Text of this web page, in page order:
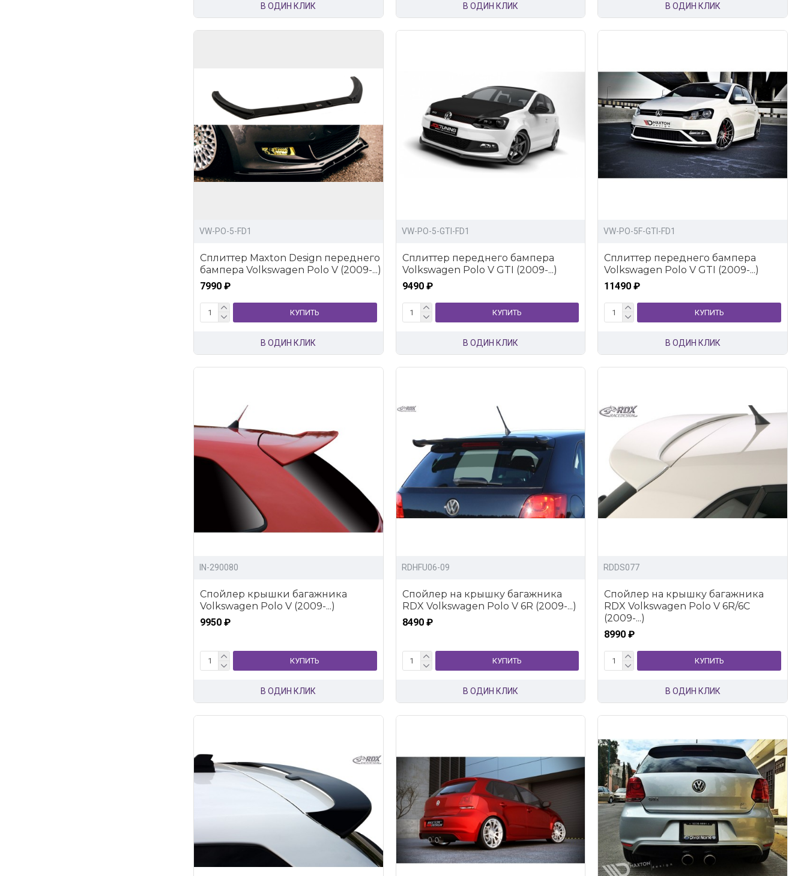
В ОДИН КЛИК В ОДИН КЛИК В ОДИН КЛИК
VW-PO-5-FD1
Сплиттер Maxton Design переднего
бампера Volkswagen Polo V (2009-...)
7990 ₽
КУПИТЬ
В ОДИН КЛИК
VW-PO-5-GTI-FD1
Сплиттер переднего бампера
Volkswagen Polo V GTI (2009-...)
9490 ₽
КУПИТЬ
В ОДИН КЛИК
VW-PO-5F-GTI-FD1
Сплиттер переднего бампера
Volkswagen Polo V GTI (2009-...)
11490 ₽
КУПИТЬ
В ОДИН КЛИК
IN-290080
Спойлер крышки багажника
Volkswagen Polo V (2009-...)
9950 ₽
КУПИТЬ
В ОДИН КЛИК
RDHFU06-09
Спойлер на крышку багажника
RDX Volkswagen Polo V 6R (2009-...)
8490 ₽
КУПИТЬ
В ОДИН КЛИК
RDDS077
Спойлер на крышку багажника
RDX Volkswagen Polo V 6R/6C
(2009-...)
8990 ₽
КУПИТЬ
В ОДИН КЛИК